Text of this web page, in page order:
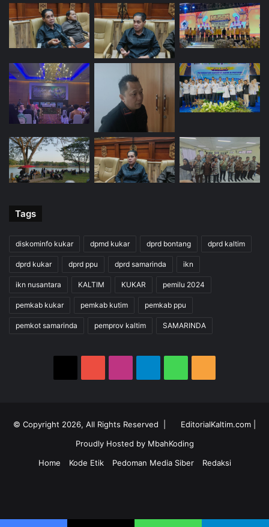
Tags
diskominfo kukar dpmd kukar dprd bontang dprd kaltim
dprd kukar dprd ppu dprd samarinda ikn
ikn nusantara KALTIM KUKAR pemilu 2024
pemkab kukar pemkab kutim pemkab ppu
pemkot samarinda pemprov kaltim SAMARINDA
© Copyright 2026, All Rights Reserved | EditorialKaltim.com
Proudly Hosted by MbahKoding
Home
Kode Etik Pedoman Media Siber Redaksi